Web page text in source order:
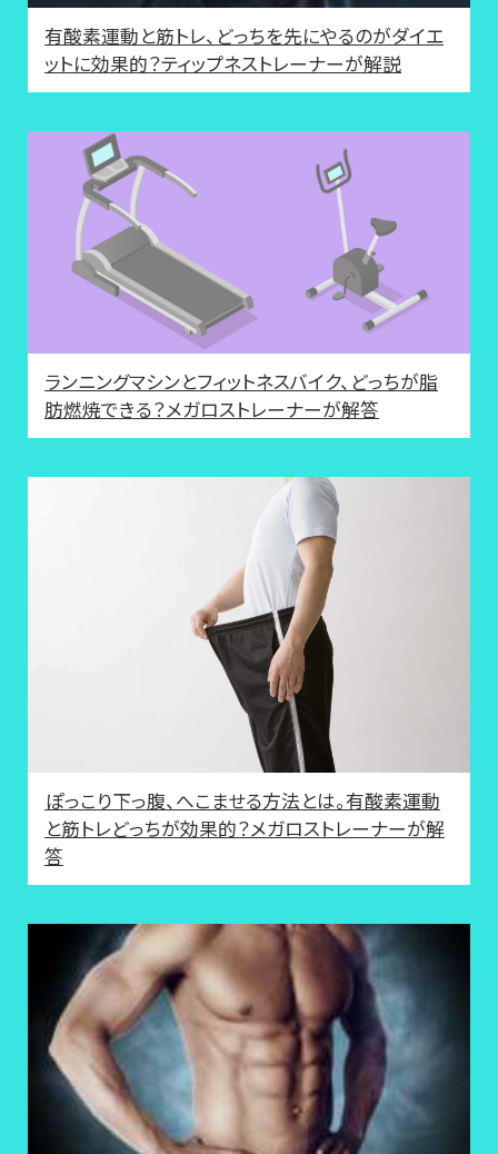
有酸素運動と筋トレ、どっちを先にやるのがダイエ
ットに効果的？ティップネストレーナーが解説
ランニングマシンとフィットネスバイク、どっちが脂
肪燃焼できる？メガロストレーナーが解答
ぽっこり下っ腹、へこませる方法とは。有酸素運動
と筋トレどっちが効果的？メガロストレーナーが解
答